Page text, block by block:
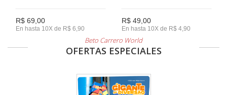
R$ 69,00
En hasta 10X de R$ 6,90
R$ 49,00
En hasta 10X de R$ 4,90
Beto Carrero World
OFERTAS ESPECIALES